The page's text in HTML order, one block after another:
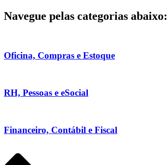
Navegue pelas categorias abaixo:
Oficina, Compras e Estoque
RH, Pessoas e eSocial
Financeiro, Contábil e Fiscal